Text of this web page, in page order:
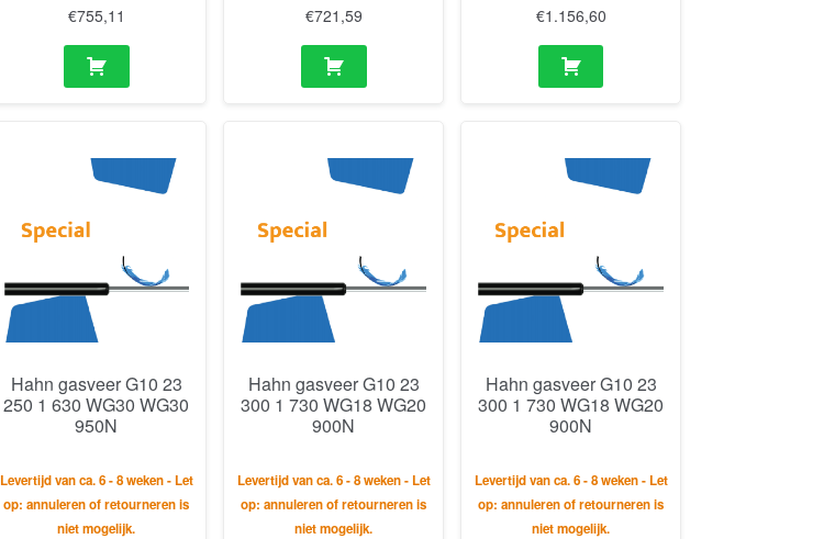
€755,11 €721,59 €1.156,60
Hahn gasveer G10 23
250 1 630 WG30 WG30
950N
Levertijd van ca. 6 - 8 weken - Let
op: annuleren of retourneren is
niet mogelijk.
Hahn gasveer G10 23
300 1 730 WG18 WG20
900N
Levertijd van ca. 6 - 8 weken - Let
op: annuleren of retourneren is
niet mogelijk.
Hahn gasveer G10 23
300 1 730 WG18 WG20
900N
Levertijd van ca. 6 - 8 weken - Let
op: annuleren of retourneren is
niet mogelijk.